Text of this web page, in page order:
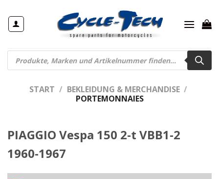
Inhalt
springen
Products
search
START / BEKLEIDUNG & MERCHANDISE /
PORTEMONNAIES
PIAGGIO Vespa 150 2-t VBB1-2
1960-1967